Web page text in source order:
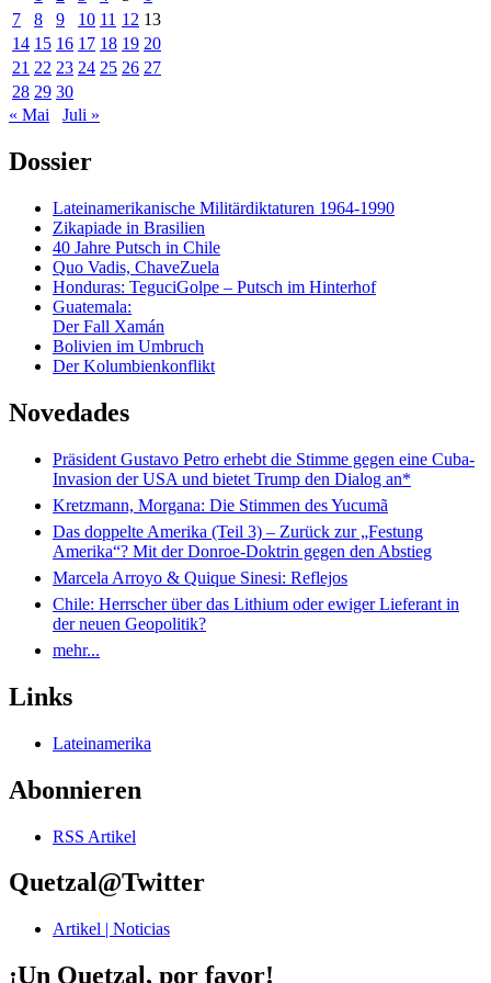
7
8 9 10 11 12 13
14 15 16 17 18 19 20
21 22 23 24 25 26 27
28 29 30
« Mai
Juli »
Dossier
Lateinamerikanische Militärdiktaturen 1964-1990
Zikapiade in Brasilien
40 Jahre Putsch in Chile
Quo Vadis, ChaveZuela
Honduras: TeguciGolpe – Putsch im Hinterhof
Guatemala:
Der Fall Xamán
Bolivien im Umbruch
Der Kolumbienkonflikt
Novedades
Präsident Gustavo Petro erhebt die Stimme gegen eine Cuba-
Invasion der USA und bietet Trump den Dialog an*
Kretzmann, Morgana: Die Stimmen des Yucumã
Das doppelte Amerika (Teil 3) – Zurück zur „Festung
Amerika“? Mit der Donroe-Doktrin gegen den Abstieg
Marcela Arroyo & Quique Sinesi: Reflejos
Chile: Herrscher über das Lithium oder ewiger Lieferant in
der neuen Geopolitik?
mehr...
Links
Lateinamerika
Abonnieren
RSS Artikel
Quetzal@Twitter
Artikel | Noticias
¡Un Quetzal, por favor!